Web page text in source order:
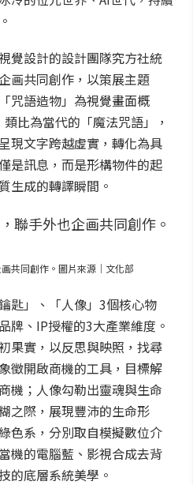
覺設計的設計團隊究方社統
画共同創作，以策展主題
咒語造物」為視覺畫面概
比為當代的「魔法咒語」，
現文字跨越虛實，轉化為具
是訊息，而是形構物件的起
生成的轉譯瞬間。
共同創作。圖片來源｜文化部
匙」、「人像」3個核心物
牌、IP授權的3大產業維度。
果實，以反思與映照，找尋
徵開啟商機的工具，目標解
機；人像勾勒出靈魂與生命
之際，展現豐沛的生命形
色系，分別取自模擬數位介
機的電腦藍、影視合成去背
的底層系統美學。